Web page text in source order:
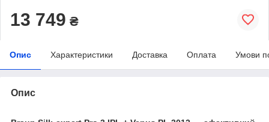
13 749 ₴
Опис Характеристики Доставка Оплата Умови
Опис